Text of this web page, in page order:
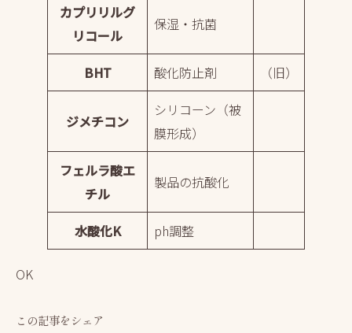
カプリリルグ
リコール
保湿・抗菌
BHT 酸化防止剤 （旧）
ジメチコン
シリコーン（被
膜形成）
フェルラ酸エ
チル
製品の抗酸化
水酸化K ph調整
OK
この記事をシェア